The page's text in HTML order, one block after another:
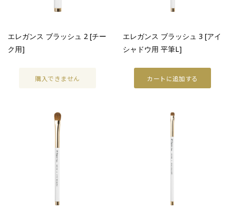
オンラインストア
エレガンス ブラッシュ 2 [チー
ク用]
購入できません
エレガンス ブラッシュ 3 [アイ
シャドウ用 平筆L]
カートに追加する